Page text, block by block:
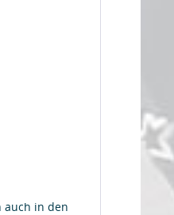
auch in den